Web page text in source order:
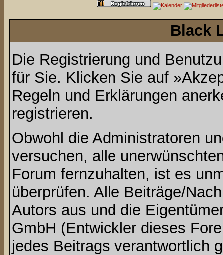
Black
Die Registrierung und
für Sie. Klicken Sie auf
Regeln und Erklärungen
registrieren.
Obwohl die Administratoren
versuchen, alle
Forum fernzuhalten, ist es
überprüfen. Alle Beiträge/
Autors aus und die
GmbH (Entwickler dieses
jedes Beitrags verantwortlich